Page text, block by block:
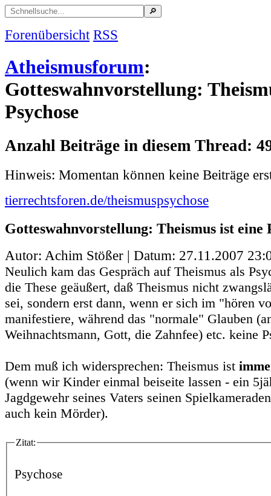
Forenübersicht RSS
Atheismusforum:
Gotteswahnvorstellung:
Psychose
Anzahl Beiträge in diesem Thread:
Hinweis: Momentan können keine Beiträge
tierrechtsforen.de/theismuspsychose
Gotteswahnvorstellung: Theismus ist eine
Autor: Achim Stößer | Datum: 27.11.2007
Neulich kam das Gespräch auf Theismus als
die These geäußert, daß Theismus nicht
sei, sondern erst dann, wenn er sich im "hören
manifestiere, während das "normale" Glauben
Weihnachtsmann, Gott, die Zahnfee) etc. keine
Dem muß ich widersprechen: Theismus ist
(wenn wir Kinder einmal beiseite lassen - ein
Jagdgewehr seines Vaters seinen
auch kein Mörder).
Zitat:
Psychose